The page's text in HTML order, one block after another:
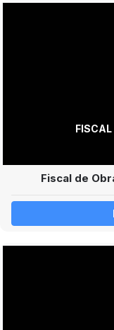
FISCAL
Fiscal de